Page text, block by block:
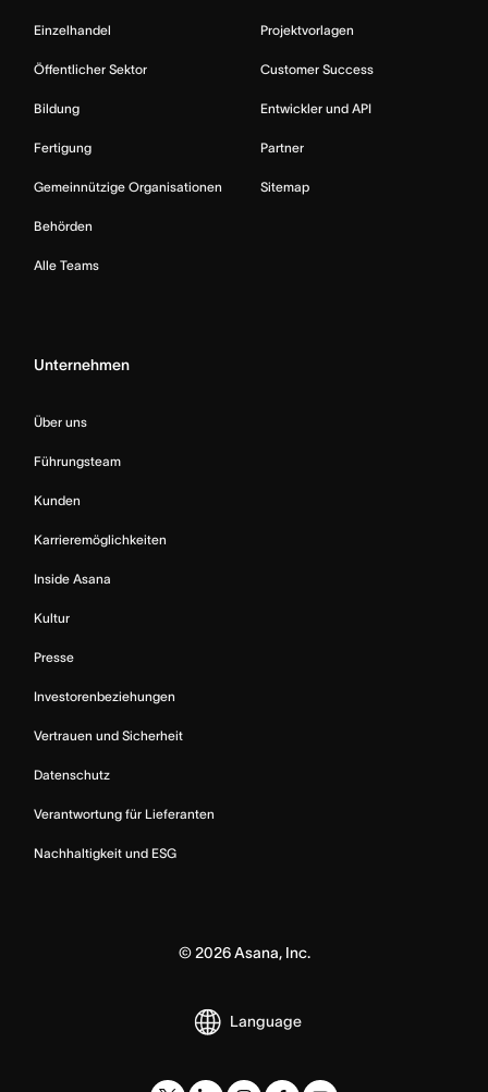
Einzelhandel
Öffentlicher Sektor
Bildung
Fertigung
Gemeinnützige Organisationen
Behörden
Alle Teams
Projektvorlagen
Customer Success
Entwickler und API
Partner
Sitemap
Unternehmen
Über uns
Führungsteam
Kunden
Karrieremöglichkeiten
Inside Asana
Kultur
Presse
Investorenbeziehungen
Vertrauen und Sicherheit
Datenschutz
Verantwortung für Lieferanten
Nachhaltigkeit und ESG
©2026Asana, Inc.
Language